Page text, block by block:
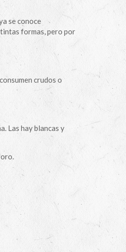
se conoce
formas, pero por
crudos o
Las hay blancas y